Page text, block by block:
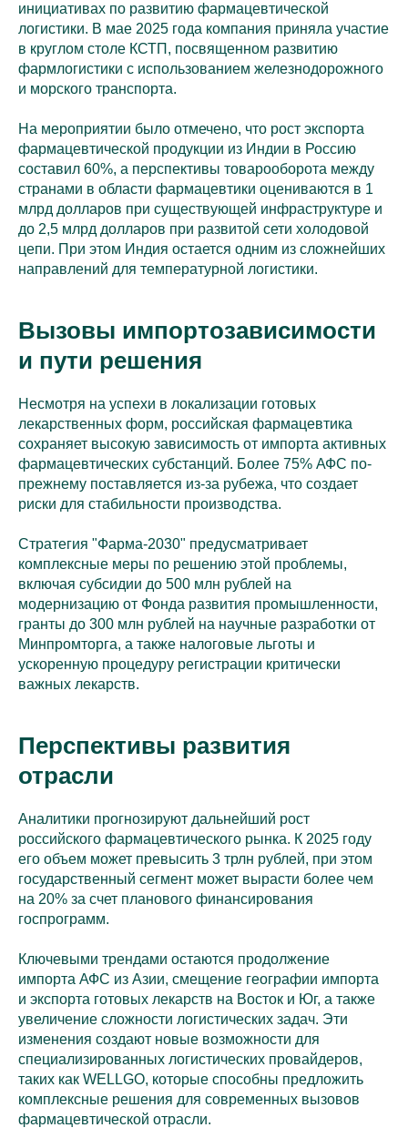
инициативах по развитию фармацевтической
логистики. В мае 2025 года компания приняла участие
в круглом столе КСТП, посвященном развитию
фармлогистики с использованием железнодорожного
и морского транспорта.
На мероприятии было отмечено, что рост экспорта
фармацевтической продукции из Индии в Россию
составил 60%, а перспективы товарооборота между
странами в области фармацевтики оцениваются в 1
млрд долларов при существующей инфраструктуре и
до 2,5 млрд долларов при развитой сети холодовой
цепи. При этом Индия остается одним из сложнейших
направлений для температурной логистики.
Вызовы импортозависимости
и пути решения
Несмотря на успехи в локализации готовых
лекарственных форм, российская фармацевтика
сохраняет высокую зависимость от импорта активных
фармацевтических субстанций. Более 75% АФС по-
прежнему поставляется из-за рубежа, что создает
риски для стабильности производства.
Стратегия "Фарма-2030" предусматривает
комплексные меры по решению этой проблемы,
включая субсидии до 500 млн рублей на
модернизацию от Фонда развития промышленности,
гранты до 300 млн рублей на научные разработки от
Минпромторга, а также налоговые льготы и
ускоренную процедуру регистрации критически
важных лекарств.
Перспективы развития
отрасли
Аналитики прогнозируют дальнейший рост
российского фармацевтического рынка. К 2025 году
его объем может превысить 3 трлн рублей, при этом
государственный сегмент может вырасти более чем
на 20% за счет планового финансирования
госпрограмм.
Ключевыми трендами остаются продолжение
импорта АФС из Азии, смещение географии импорта
и экспорта готовых лекарств на Восток и Юг, а также
увеличение сложности логистических задач. Эти
изменения создают новые возможности для
специализированных логистических провайдеров,
таких как WELLGO, которые способны предложить
комплексные решения для современных вызовов
фармацевтической отрасли.